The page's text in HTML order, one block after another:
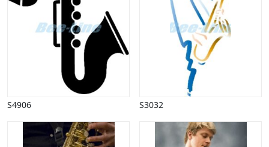
Påske
Penge, finans
Piktogrammer
Politik, arbejdsmarked
Restauration, hotel
Skibe, både, søfart
Sommer
Spil
S4906 S3032